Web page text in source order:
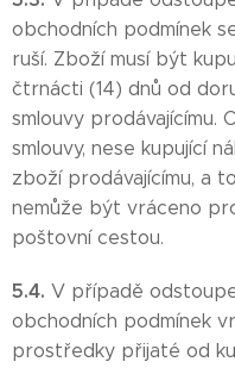
obchodních podmínek
ruší. Zboží musí být
čtrnácti (14) dnů od
smlouvy prodávajícímu.
smlouvy, nese kupující
zboží prodávajícímu, a
nemůže být vráceno
poštovní cestou.
5.4. V případě
obchodních podmínek
prostředky přijaté od